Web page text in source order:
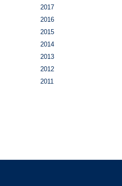
2017
2016
2015
2014
2013
2012
2011